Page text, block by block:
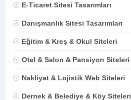
E-Ticaret Sitesi Tasarımları
Danışmanlık Sitesi Tasarımları
Eğitim & Kreş & Okul Siteleri
Otel & Salon & Pansiyon Siteleri
Nakliyat & Lojistik Web Siteleri
Dernek & Belediye & Köy Siteleri